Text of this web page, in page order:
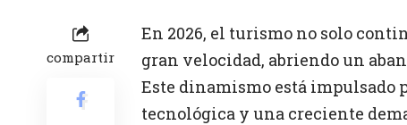
compartir
En 2026, el turismo no solo
gran velocidad, abriendo un
Este dinamismo está impulsado
tecnológica y una creciente